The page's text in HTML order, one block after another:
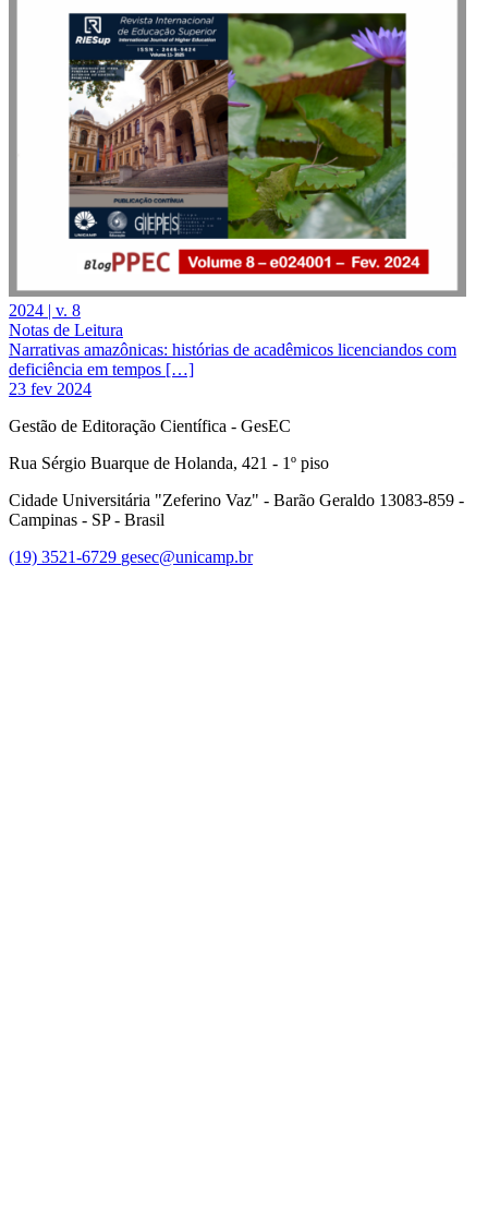
2024 | v. 8
Notas de Leitura
Narrativas amazônicas: histórias de acadêmicos licenciandos com
deficiência em tempos […]
23 fev 2024
Gestão de Editoração Científica - GesEC
Rua Sérgio Buarque de Holanda, 421 - 1º piso
Cidade Universitária "Zeferino Vaz" - Barão Geraldo 13083-859 -
Campinas - SP - Brasil
(19) 3521-6729 gesec@unicamp.br